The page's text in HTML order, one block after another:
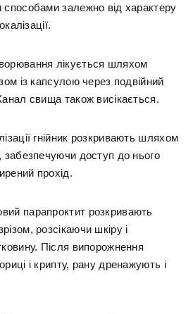
способами залежно від характеру
лікується шляхом
із капсулою через подвійний
свища також висікається.
гнійник розкривають шляхом
забезпечуючи доступ до нього
прохід.
парапроктит розкривають
розсікаючи шкіру і
Після випорожнення
і крипту, рану дренажують і